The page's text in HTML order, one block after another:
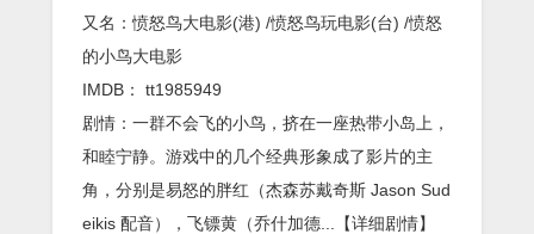
又名：愤怒鸟大电影(港) /愤怒鸟玩电影(台) /愤怒
的小鸟大电影
IMDB： tt1985949
剧情：一群不会飞的小鸟，挤在一座热带小岛上，
和睦宁静。游戏中的几个经典形象成了影片的主
角，分别是易怒的胖红（杰森苏戴奇斯 Jason Sud
eikis 配音），飞镖黄（乔什加德...【详细剧情】